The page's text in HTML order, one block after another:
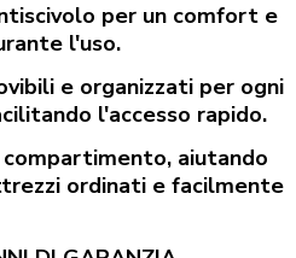
per un comfort e
l'uso.
e organizzati per ogni
l'accesso rapido.
aiutando
ordinati e facilmente